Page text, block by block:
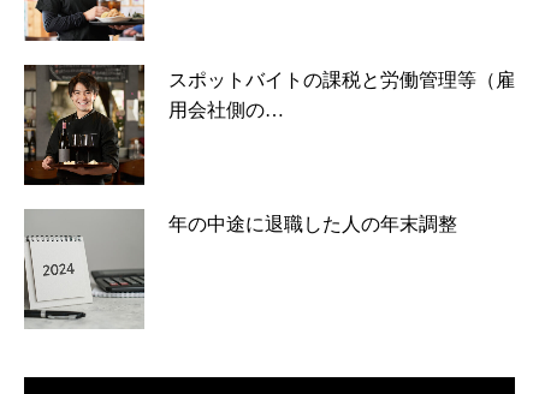
スポットバイトの課税と労働管理等（雇
用会社側の…
年の中途に退職した人の年末調整